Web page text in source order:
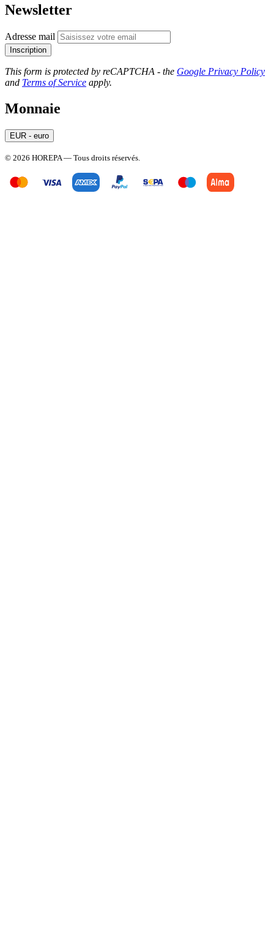
Newsletter
Adresse mail
Inscription
This form is protected by reCAPTCHA - the Google Privacy Policy
and Terms of Service apply.
Monnaie
EUR - euro
© 2026 HOREPA — Tous droits réservés.